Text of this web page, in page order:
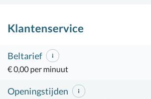
Klantenservice
Beltarief
€ 0,00 per minuut
Openingstijden